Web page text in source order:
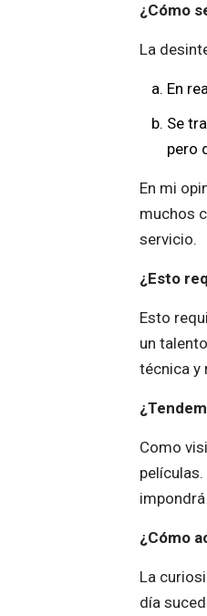
¿Cómo
La
En
Se
pero
En mi
muchos
servicio.
¿Esto
Esto
un
técnica y
Como
¿Cómo
La
día